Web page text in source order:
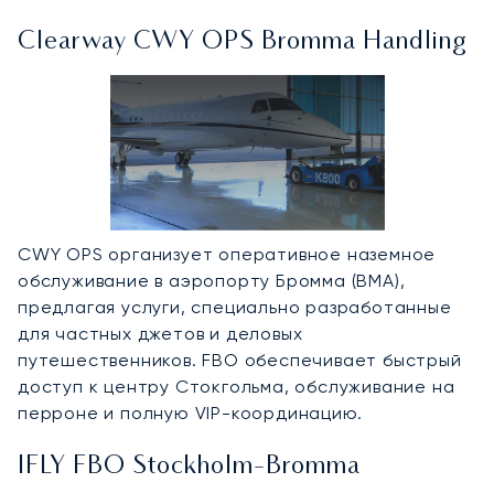
Clearway CWY OPS Bromma Handling
CWY OPS организует оперативное наземное
обслуживание в аэропорту Бромма (BMA),
предлагая услуги, специально разработанные
для частных джетов и деловых
путешественников. FBO обеспечивает быстрый
доступ к центру Стокгольма, обслуживание на
перроне и полную VIP-координацию.
IFLY FBO Stockholm-Bromma